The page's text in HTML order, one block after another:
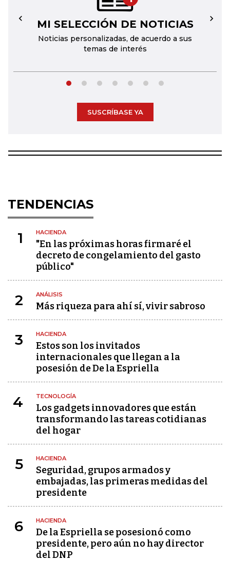
MI SELECCIÓN DE NOTICIAS
Noticias personalizadas, de acuerdo a sus
temas de interés
← →
SUSCRÍBASE YA
TENDENCIAS
1 HACIENDA
"En las próximas horas firmaré el
decreto de congelamiento del gasto
público"
2 ANÁLISIS
Más riqueza para ahí sí, vivir sabroso
3 HACIENDA
Estos son los invitados
internacionales que llegan a la
posesión de De la Espriella
4 TECNOLOGÍA
Los gadgets innovadores que están
transformando las tareas cotidianas
del hogar
5 HACIENDA
Seguridad, grupos armados y
embajadas, las primeras medidas del
presidente
6 HACIENDA
De la Espriella se posesionó como
presidente, pero aún no hay director
del DNP